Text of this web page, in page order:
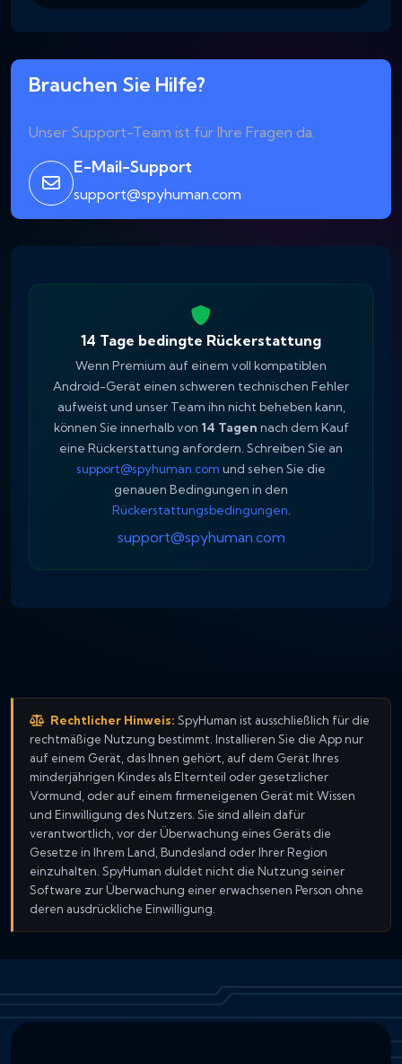
Brauchen Sie Hilfe?
Unser Support-Team ist für Ihre Fragen da.
E-Mail-Support
support@spyhuman.com
14 Tage bedingte Rückerstattung
Wenn Premium auf einem voll kompatiblen
Android-Gerät einen schweren technischen Fehler
aufweist und unser Team ihn nicht beheben kann,
können Sie innerhalb von 14 Tagen nach dem Kauf
eine Rückerstattung anfordern. Schreiben Sie an
support@spyhuman.com und sehen Sie die
genauen Bedingungen in den
Rückerstattungsbedingungen
support@spyhuman.com
Rechtlicher Hinweis: SpyHuman ist ausschließlich für die
rechtmäßige Nutzung bestimmt. Installieren Sie die App nur
auf einem Gerät, das Ihnen gehört, auf dem Gerät Ihres
minderjährigen Kindes als Elternteil oder gesetzlicher
Vormund, oder auf einem firmeneigenen Gerät mit Wissen
und Einwilligung des Nutzers. Sie sind allein dafür
verantwortlich, vor der Überwachung eines Geräts die
Gesetze in Ihrem Land, Bundesland oder Ihrer Region
einzuhalten. SpyHuman duldet nicht die Nutzung seiner
Software zur Überwachung einer erwachsenen Person ohne
deren ausdrückliche Einwilligung.